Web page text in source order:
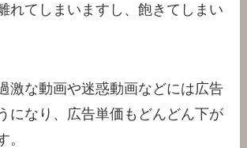
れてしまいますし、飽きてしまい
激な動画や迷惑動画などには広告
になり、広告単価もどんどん下が
。